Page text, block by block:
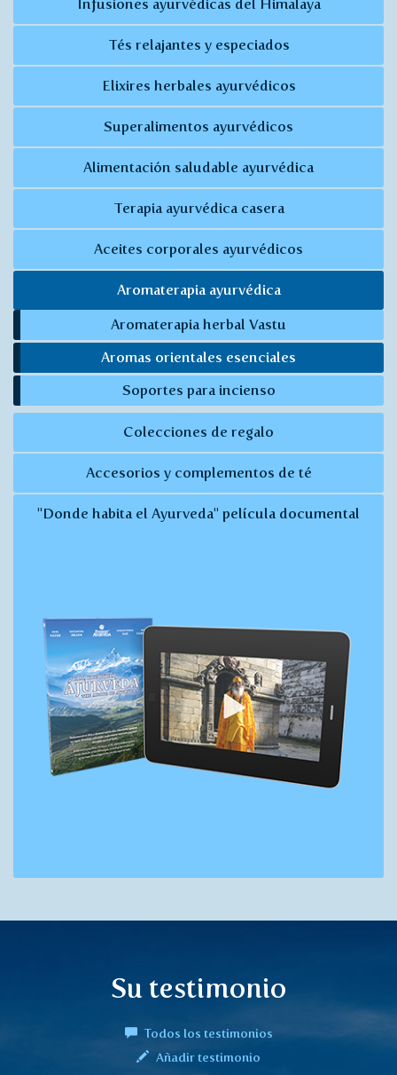
Infusiones ayurvédicas del Himalaya
Tés relajantes y especiados
Elixires herbales ayurvédicos
Superalimentos ayurvédicos
Alimentación saludable ayurvédica
Terapia ayurvédica casera
Aceites corporales ayurvédicos
Aromaterapia ayurvédica
Aromaterapia herbal Vastu
Aromas orientales esenciales
Soportes para incienso
Colecciones de regalo
Accesorios y complementos de té
"Donde habita el Ayurveda" película documental
Su testimonio
Todos los testimonios
Añadir testimonio